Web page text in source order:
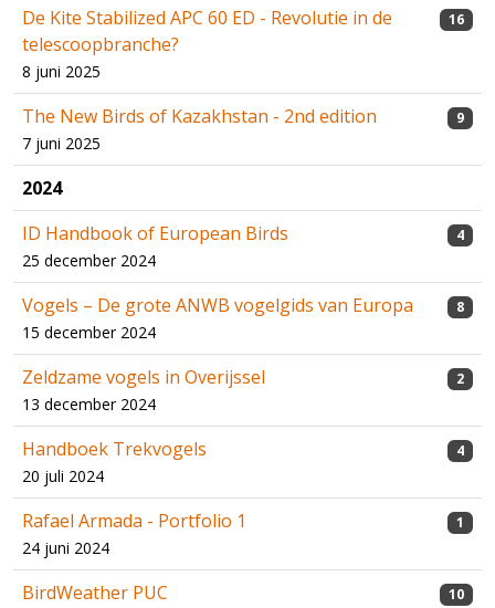
De Kite Stabilized APC 60 ED - Revolutie in de
telescoopbranche?
8 juni 2025
16
The New Birds of Kazakhstan - 2nd edition
7 juni 2025
9
2024
ID Handbook of European Birds
25 december 2024
4
Vogels – De grote ANWB vogelgids van Europa
15 december 2024
8
Zeldzame vogels in Overijssel
13 december 2024
2
Handboek Trekvogels
20 juli 2024
4
Rafael Armada - Portfolio 1
24 juni 2024
1
BirdWeather PUC 10